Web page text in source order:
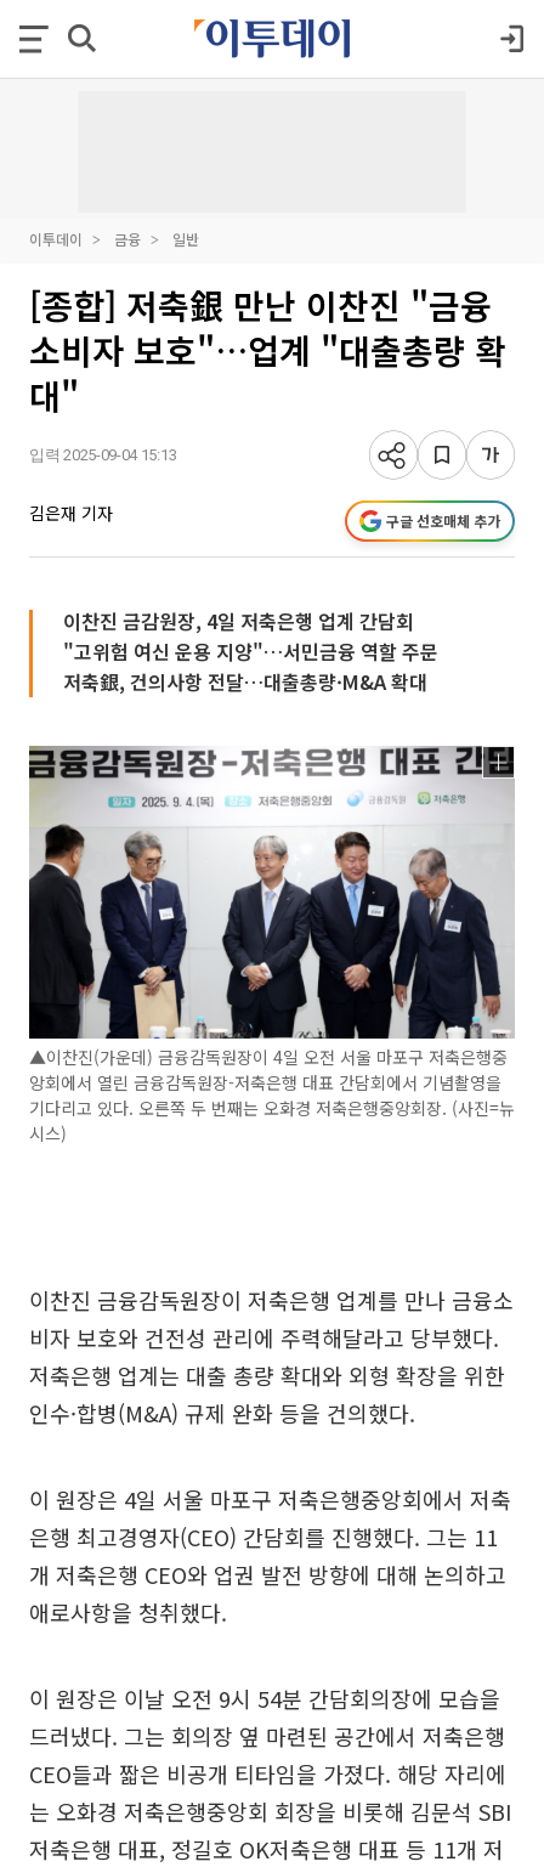
이투데이 금융 일반
[종합] 저축銀 만난 이찬진 "금융
소비자 보호"…업계 "대출총량 확
대"
입력 2025-09-04 15:13
김은재 기자 구글 선호매체 추가
이찬진 금감원장, 4일 저축은행 업계 간담회
"고위험 여신 운용 지양"…서민금융 역할 주문
저축銀, 건의사항 전달…대출총량·M&A 확대
▲이찬진(가운데) 금융감독원장이 4일 오전 서울 마포구 저축은행중
앙회에서 열린 금융감독원장-저축은행 대표 간담회에서 기념촬영을
기다리고 있다. 오른쪽 두 번째는 오화경 저축은행중앙회장. (사진=뉴
시스)
이찬진 금융감독원장이 저축은행 업계를 만나 금융소
비자 보호와 건전성 관리에 주력해달라고 당부했다.
저축은행 업계는 대출 총량 확대와 외형 확장을 위한
인수·합병(M&A) 규제 완화 등을 건의했다.
이 원장은 4일 서울 마포구 저축은행중앙회에서 저축
은행 최고경영자(CEO) 간담회를 진행했다. 그는 11
개 저축은행 CEO와 업권 발전 방향에 대해 논의하고
애로사항을 청취했다.
이 원장은 이날 오전 9시 54분 간담회의장에 모습을
드러냈다. 그는 회의장 옆 마련된 공간에서 저축은행
CEO들과 짧은 비공개 티타임을 가졌다. 해당 자리에
는 오화경 저축은행중앙회 회장을 비롯해 김문석 SBI
저축은행 대표, 정길호 OK저축은행 대표 등 11개 저